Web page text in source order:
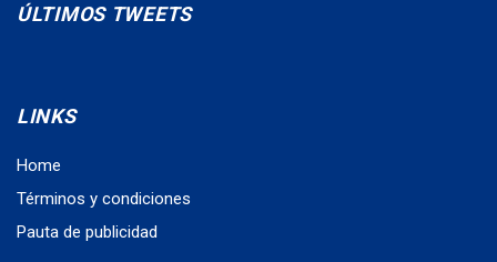
ÚLTIMOS TWEETS
LINKS
Home
Términos y condiciones
Pauta de publicidad